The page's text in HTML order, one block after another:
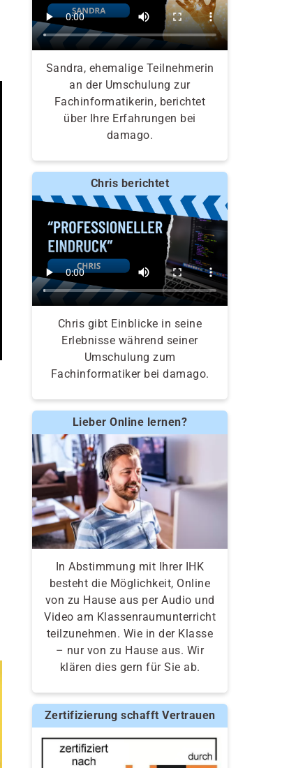
Sandra, ehemalige Teilnehmerin
an der Umschulung zur
Fachinformatikerin, berichtet
über Ihre Erfahrungen bei
damago.
Chris berichtet
Chris gibt Einblicke in seine
Erlebnisse während seiner
Umschulung zum
Fachinformatiker bei damago.
Lieber Online lernen?
In Abstimmung mit Ihrer IHK
besteht die Möglichkeit, Online
von zu Hause aus per Audio und
Video am Klassenraumunterricht
teilzunehmen. Wie in der Klasse
– nur von zu Hause aus. Wir
klären dies gern für Sie ab.
Zertifizierung schafft Vertrauen